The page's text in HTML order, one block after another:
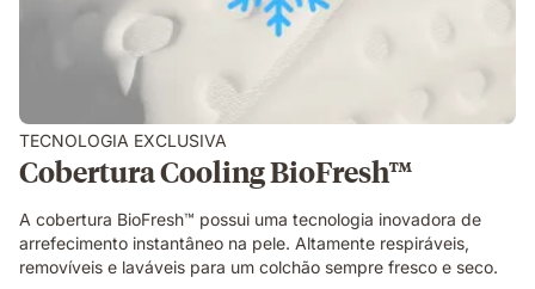
TECNOLOGIA EXCLUSIVA
Cobertura Cooling BioFresh™
A cobertura BioFresh™ possui uma tecnologia inovadora de
arrefecimento instantâneo na pele. Altamente respiráveis,
removíveis e laváveis para um colchão sempre fresco e seco.